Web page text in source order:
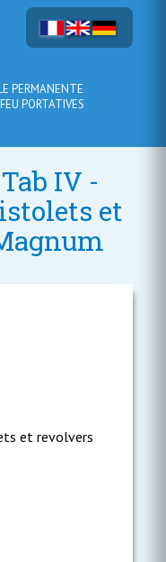
PERMANENTE
PORTATIVES
IV -
et
et revolvers